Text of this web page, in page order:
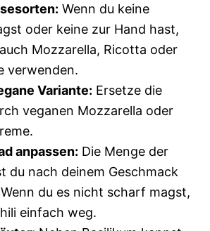
Wenn du keine
oder keine zur Hand hast,
Mozzarella, Ricotta oder
verwenden.
Variante: Ersetze die
veganen Mozzarella oder
anpassen: Die Menge der
du nach deinem Geschmack
du es nicht scharf magst,
einfach weg.